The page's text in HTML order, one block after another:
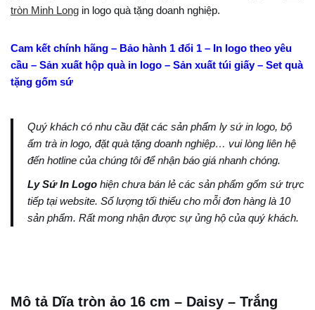
tròn Minh Long in logo quà tặng doanh nghiệp.
Cam kết chính hãng – Bảo hành 1 đổi 1 – In logo theo yêu
cầu – Sản xuất hộp quà in logo – Sản xuất túi giấy – Set quà
tặng gốm sứ
Quý khách có nhu cầu đặt các sản phẩm ly sứ in logo, bộ
ấm trà in logo, đặt quà tặng doanh nghiệp… vui lòng liên hệ
đến hotline của chúng tôi để nhận báo giá nhanh chóng.
Ly Sứ In Logo hiện chưa bán lẻ các sản phẩm gốm sứ trực
tiếp tại website. Số lượng tối thiểu cho mỗi đơn hàng là 10
sản phẩm. Rất mong nhận được sự ủng hộ của quý khách.
Mô tả Dĩa tròn ảo 16 cm – Daisy – Trắng